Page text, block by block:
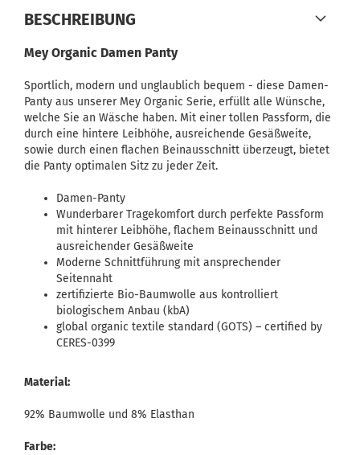
BESCHREIBUNG
Mey Organic Damen Panty
Sportlich, modern und unglaublich bequem - diese Damen-
Panty aus unserer Mey Organic Serie, erfüllt alle Wünsche,
welche Sie an Wäsche haben. Mit einer tollen Passform, die
durch eine hintere Leibhöhe, ausreichende Gesäßweite,
sowie durch einen flachen Beinausschnitt überzeugt, bietet
die Panty optimalen Sitz zu jeder Zeit.
Damen-Panty
Wunderbarer Tragekomfort durch perfekte Passform
mit hinterer Leibhöhe, flachem Beinausschnitt und
ausreichender Gesäßweite
Moderne Schnittführung mit ansprechender
Seitennaht
zertifizierte Bio-Baumwolle aus kontrolliert
biologischem Anbau (kbA)
global organic textile standard (GOTS) – certified by
CERES-0399
Material:
92% Baumwolle und 8% Elasthan
Farbe: